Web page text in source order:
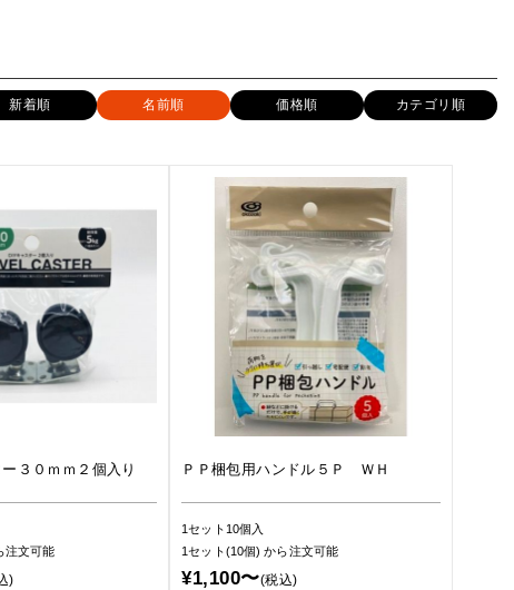
新着順 名前順 価格順 カテゴリ順
３０ｍｍ２個入り
注文可能
)
ＰＰ梱包用ハンドル５Ｐ ＷＨ
1セット10個入
1セット(10個)から注文可能
¥1,100〜(税込)